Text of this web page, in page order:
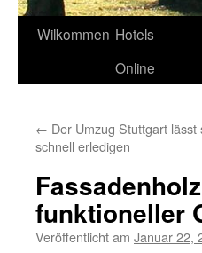
Wilkommen Hotels
Online
← Der Umzug Stuttgart
schnell erledigen
funktioneller
Veröffentlicht am Januar 22,